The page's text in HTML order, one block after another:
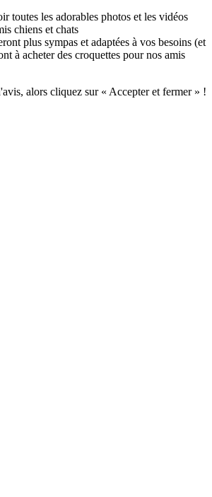
toutes les adorables photos et les vidéos
chiens et chats
plus sympas et adaptées à vos besoins (et
à acheter des croquettes pour nos amis
alors cliquez sur « Accepter et fermer » !